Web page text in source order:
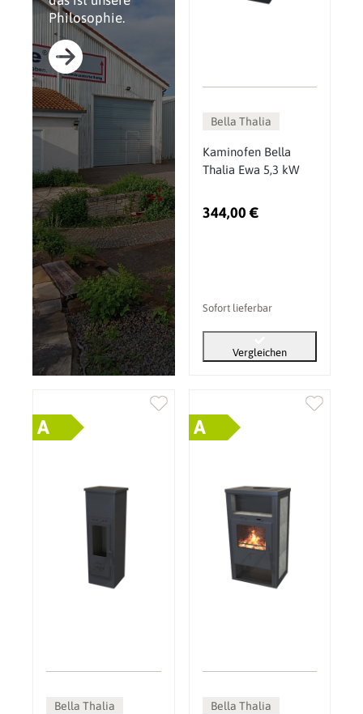
Philosophie.
Bella Thalia
Kaminofen Bella
Thalia Ewa 5,3 kW
344,00 €
Sofort lieferbar
Vergleichen
A
Bella Thalia
A
Bella Thalia